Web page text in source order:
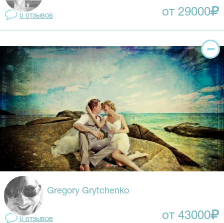
0 отзывов от 29000
Gregory Grytchenko
0 отзывов от 43000